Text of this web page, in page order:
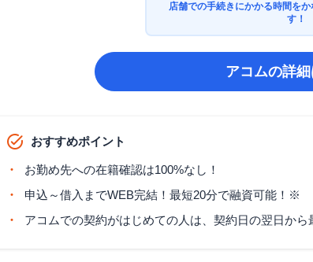
店舗での手続きにかかる時間を
す！
アコムの詳
おすすめポイント
お勤め先への在籍確認は100%なし！
申込～借入までWEB完結！最短20分で融資可能！※
アコムでの契約がはじめての人は、契約日の翌日から